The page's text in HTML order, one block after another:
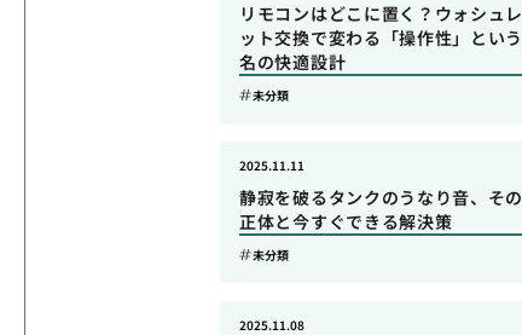
リモコンはどこに置く？ウォシュレ
ット交換で変わる「操作性」という
名の快適設計
未分類
静寂を破るタンクのうなり音、その
正体と今すぐできる解決策
2025.11.11
未分類
2025.11.08